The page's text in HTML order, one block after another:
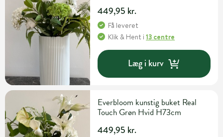
449,95 kr.
Få leveret
Klik & Hent i13 centre
Læg i kurv
Everbloom kunstig buket Real
Touch Grøn Hvid H73cm
449,95 kr.